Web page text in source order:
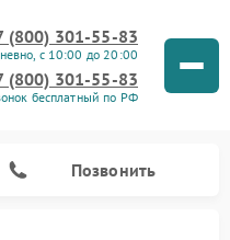
(800) 301-55-83
с 10:00 до 20:00
(800) 301-55-83
бесплатный по РФ
Позвонить